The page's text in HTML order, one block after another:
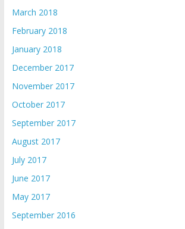
March 2018
February 2018
January 2018
December 2017
November 2017
October 2017
September 2017
August 2017
July 2017
June 2017
May 2017
September 2016